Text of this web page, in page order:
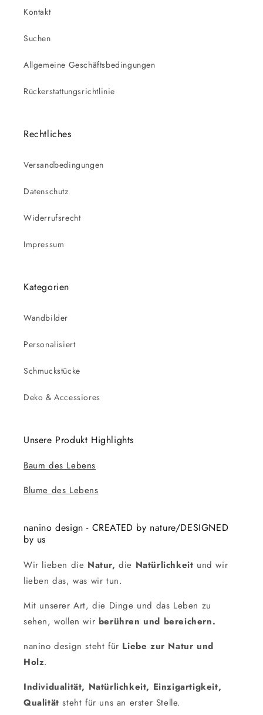
Kontakt
Suchen
Allgemeine Geschäftsbedingungen
Rückerstattungsrichtlinie
Rechtliches
Versandbedingungen
Datenschutz
Widerrufsrecht
Impressum
Kategorien
Wandbilder
Personalisiert
Schmuckstücke
Deko & Accessiores
Unsere Produkt Highlights
Baum des Lebens
Blume des Lebens
nanino design - CREATED by nature/DESIGNED
by us
Wir lieben die Natur, die Natürlichkeit und wir
lieben das, was wir tun.
Mit unserer Art, die Dinge und das Leben zu
sehen, wollen wir berühren und bereichern.
nanino design steht für Liebe zur Natur und
Holz.
Individualität, Natürlichkeit, Einzigartigkeit,
Qualität steht für uns an erster Stelle.